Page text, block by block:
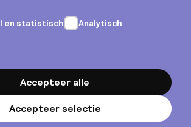
Privacy & cookies
Algemene voorwaarden